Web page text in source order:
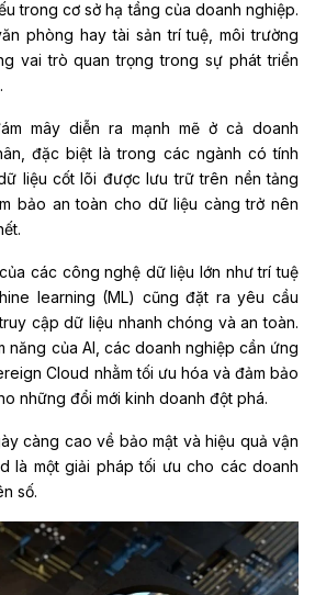
trong cơ sở hạ tầng của doanh nghiệp.
phòng hay tài sản trí tuệ, môi trường
vai trò quan trọng trong sự phát triển
mây diễn ra mạnh mẽ ở cả doanh
đặc biệt là trong các ngành có tính
liệu cốt lõi được lưu trữ trên nền tảng
bảo an toàn cho dữ liệu càng trở nên
các công nghệ dữ liệu lớn như trí tuệ
learning (ML) cũng đặt ra yêu cầu
cập dữ liệu nhanh chóng và an toàn.
năng của AI, các doanh nghiệp cần ứng
Cloud nhằm tối ưu hóa va đảm bảo
những đổi mới kinh doanh đột phá.
càng cao về bảo mật và hiệu quả vận
là một giải pháp tối ưu cho các doanh
số.